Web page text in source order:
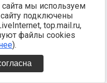
мы используем
подключены
top.mail.ru,
файлы cookies
).